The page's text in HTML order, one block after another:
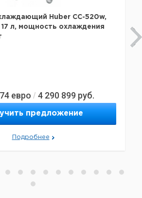
Huber CC-520w,
л, мощность охлаждения
евро / 4 290 899 руб.
предложение
Подробнее